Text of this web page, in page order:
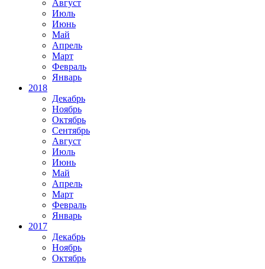
Август
Июль
Июнь
Май
Апрель
Март
Февраль
Январь
2018
Декабрь
Ноябрь
Октябрь
Сентябрь
Август
Июль
Июнь
Май
Апрель
Март
Февраль
Январь
2017
Декабрь
Ноябрь
Октябрь